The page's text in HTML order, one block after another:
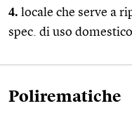
4. locale che serve a
spec. di uso
Polirematiche